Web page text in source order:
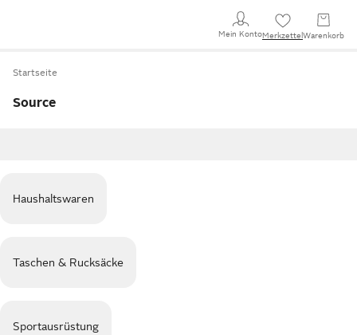
Mein KontoMerkzettel Warenkorb
Startseite
Source
Haushaltswaren
Taschen & Rucksäcke
Sportausrüstung